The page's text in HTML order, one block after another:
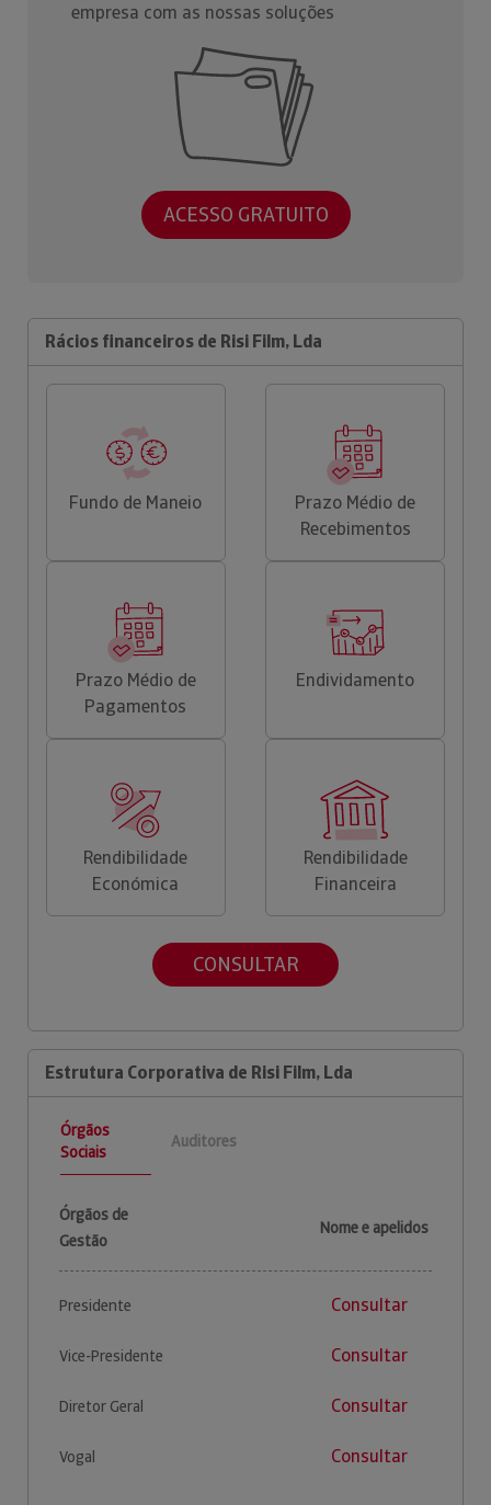
empresa com as nossas soluções
ACESSO GRATUITO
Rácios financeiros de Risi Film, Lda
Fundo de Maneio
Prazo Médio de
Recebimentos
Prazo Médio de
Pagamentos
Endividamento
Rendibilidade
Económica
Rendibilidade
Financeira
CONSULTAR
Estrutura Corporativa de Risi Film, Lda
Órgãos
Sociais
Auditores
Órgãos de
Gestão
Nome e apelidos
Presidente Consultar
Vice-Presidente Consultar
Diretor Geral Consultar
Vogal Consultar